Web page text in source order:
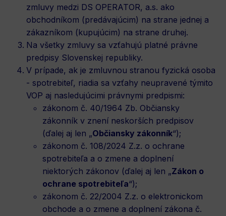
zmluvy medzi DS OPERATOR, a.s. ako
obchodníkom (predávajúcim) na strane jednej a
zákazníkom (kupujúcim) na strane druhej.
Na všetky zmluvy sa vzťahujú platné právne
predpisy Slovenskej republiky.
V prípade, ak je zmluvnou stranou fyzická osoba
- spotrebiteľ, riadia sa vzťahy neupravené týmito
VOP aj nasledujúcimi právnymi predpismi:
zákonom č. 40/1964 Zb. Občiansky
zákonník v znení neskorších predpisov
(ďalej aj len „Občiansky zákonník“);
zákonom č. 108/2024 Z.z. o ochrane
spotrebiteľa a o zmene a doplnení
niektorých zákonov (ďalej aj len „Zákon o
ochrane spotrebiteľa“);
zákonom č. 22/2004 Z.z. o elektronickom
obchode a o zmene a doplnení zákona č.